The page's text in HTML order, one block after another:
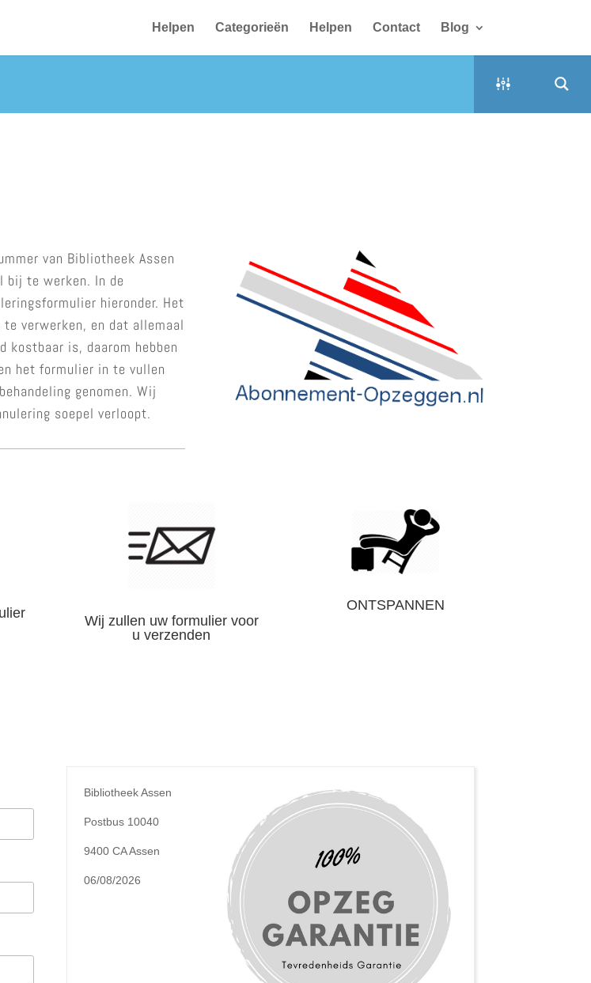
Helpen Categorieën Helpen Contact Blog
van Bibliotheek Assen
bij te werken. In de
hieronder. Het
verwerken, en dat allemaal
kostbaar is, daarom hebben
het formulier in te vullen
genomen. Wij
soepel verloopt.
Wij zullen uw formulier voor
u verzenden
ONTSPANNEN
Bibliotheek Assen
Postbus 10040
9400 CA Assen
06/08/2026